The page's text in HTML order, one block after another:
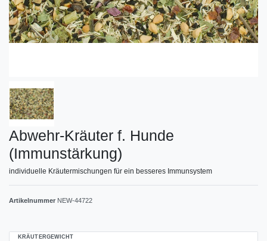
Abwehr-Kräuter f. Hunde
(Immunstärkung)
individuelle Kräutermischungen für ein besseres Immunsystem
Artikelnummer NEW-44722
KRÄUTERGEWICHT